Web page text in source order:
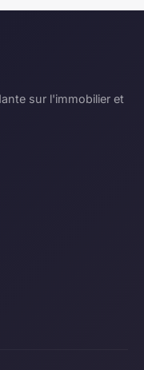
sur l'immobilier et